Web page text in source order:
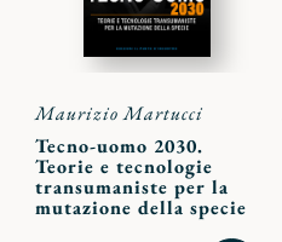
Maurizio Martucci
Tecno-uomo 2030.
Teorie e tecnologie
transumaniste per la
mutazione della specie